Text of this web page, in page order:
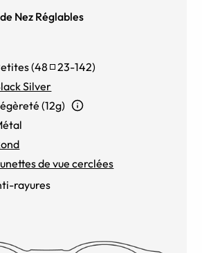
Nez Réglables
(48 23-142)
Silver
(12g)
de vue cerclées
rayures